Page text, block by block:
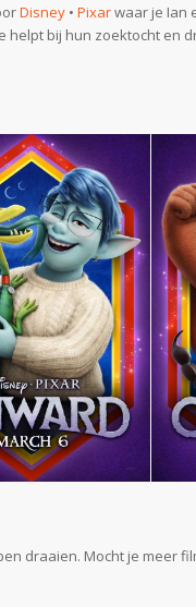
Disney • Pixarwaar je Ian
helpt bij hun zoektocht en
draaien. Mocht je meer